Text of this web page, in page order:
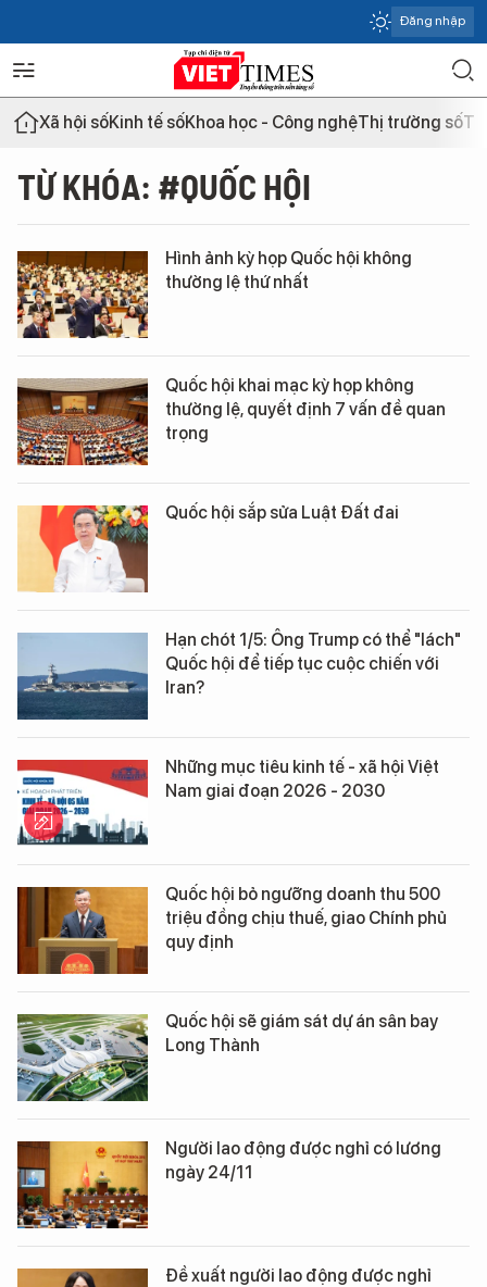
Đăng nhập
Xã hội sốKinh tế sốKhoa học - Công nghệThị trường số
TỪ KHÓA: #QUỐC HỘI
Hình ảnh kỳ họp Quốc hội không
thường lệ thứ nhất
Quốc hội khai mạc kỳ họp không
thường lệ, quyết định 7 vấn đề quan
trọng
Quốc hội sắp sửa Luật Đất đai
Hạn chót 1/5: Ông Trump có thể "lách"
Quốc hội để tiếp tục cuộc chiến với
Iran?
Những mục tiêu kinh tế - xã hội Việt
Nam giai đoạn 2026 - 2030
Quốc hội bỏ ngưỡng doanh thu 500
triệu đồng chịu thuế, giao Chính phủ
quy định
Quốc hội sẽ giám sát dự án sân bay
Long Thành
Người lao động được nghỉ có lương
ngày 24/11
Đề xuất người lao động được nghỉ